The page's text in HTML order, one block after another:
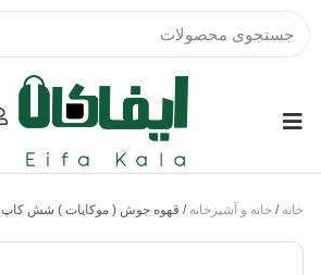
خانه / خانه و آشپزخانه / قهوه جوش ( موکاپات ) شش کاپ